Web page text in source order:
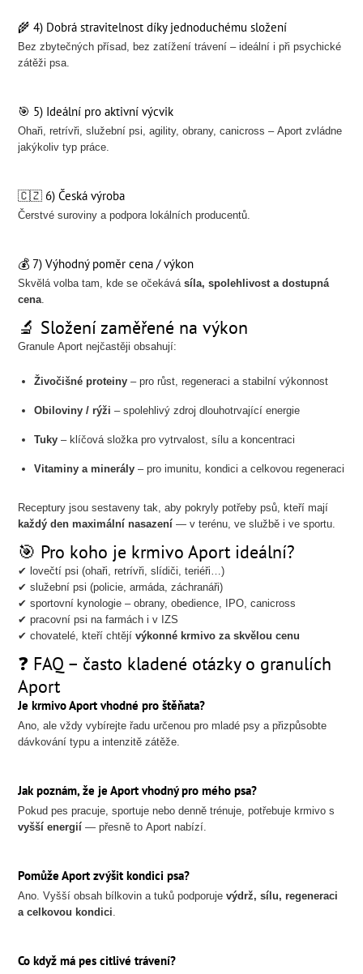
🌾 4) Dobrá stravitelnost díky jednoduchému složení
Bez zbytečných přísad, bez zatížení trávení – ideální i při psychické
zátěži psa.
🎯 5) Ideální pro aktivní výcvik
Ohaři, retrívři, služební psi, agility, obrany, canicross – Aport zvládne
jakýkoliv typ práce.
🇨🇿 6) Česká výroba
Čerstvé suroviny a podpora lokálních producentů.
💰 7) Výhodný poměr cena / výkon
Skvělá volba tam, kde se očekávásíla, spolehlivost a dostupná
cena.
🔬 Složení zaměřené na výkon
Granule Aport nejčastěji obsahují:
Živočišné proteiny – pro růst, regeneraci a stabilní výkonnost
Obiloviny / rýži – spolehlivý zdroj dlouhotrvající energie
Tuky – klíčová složka pro vytrvalost, sílu a koncentraci
Vitaminy a minerály – pro imunitu, kondici a celkovou regeneraci
Receptury jsou sestaveny tak, aby pokryly potřeby psů, kteří mají
každý den maximální nasazení — v terénu, ve službě i ve sportu.
🎯 Pro koho je krmivo Aport ideální?
✔ lovečtí psi (ohaři, retrívři, slídiči, teriéři…)
✔ služební psi (policie, armáda, záchranáři)
✔ sportovní kynologie – obrany, obedience, IPO, canicross
✔ pracovní psi na farmách i v IZS
✔ chovatelé, kteří chtějívýkonné krmivo za skvělou cenu
❓ FAQ – často kladené otázky o granulích
Aport
Je krmivo Aport vhodné pro štěňata?
Ano, ale vždy vybírejte řadu určenou pro mladé psy a přizpůsobte
dávkování typu a intenzitě zátěže.
Jak poznám, že je Aport vhodný pro mého psa?
Pokud pes pracuje, sportuje nebo denně trénuje, potřebuje krmivo s
vyšší energií — přesně to Aport nabízí.
Pomůže Aport zvýšit kondici psa?
Ano. Vyšší obsah bílkovin a tuků podporujevýdrž, sílu, regeneraci
a celkovou kondici.
Co když má pes citlivé trávení?